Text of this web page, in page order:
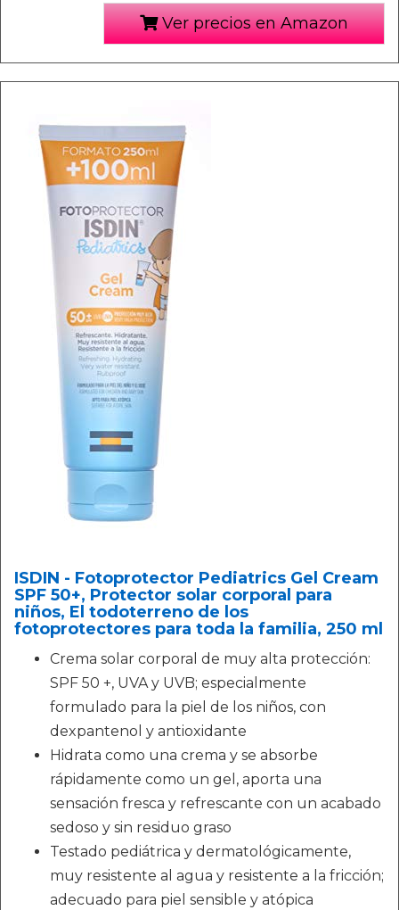
Ver precios en Amazon
ISDIN - Fotoprotector Pediatrics Gel Cream
SPF 50+, Protector solar corporal para
niños, El todoterreno de los
fotoprotectores para toda la familia, 250 ml
Crema solar corporal de muy alta protección:
SPF 50 +, UVA y UVB; especialmente
formulado para la piel de los niños, con
dexpantenol y antioxidante
Hidrata como una crema y se absorbe
rápidamente como un gel, aporta una
sensación fresca y refrescante con un acabado
sedoso y sin residuo graso
Testado pediátrica y dermatológicamente,
muy resistente al agua y resistente a la fricción;
adecuado para piel sensible y atópica